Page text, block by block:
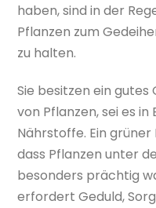
haben, sind in der
Pflanzen zum
zu halten.
Sie besitzen ein gutes
von Pflanzen, sei es in
Nährstoffe. Ein
dass Pflanzen unter
besonders prächtig
erfordert Geduld,